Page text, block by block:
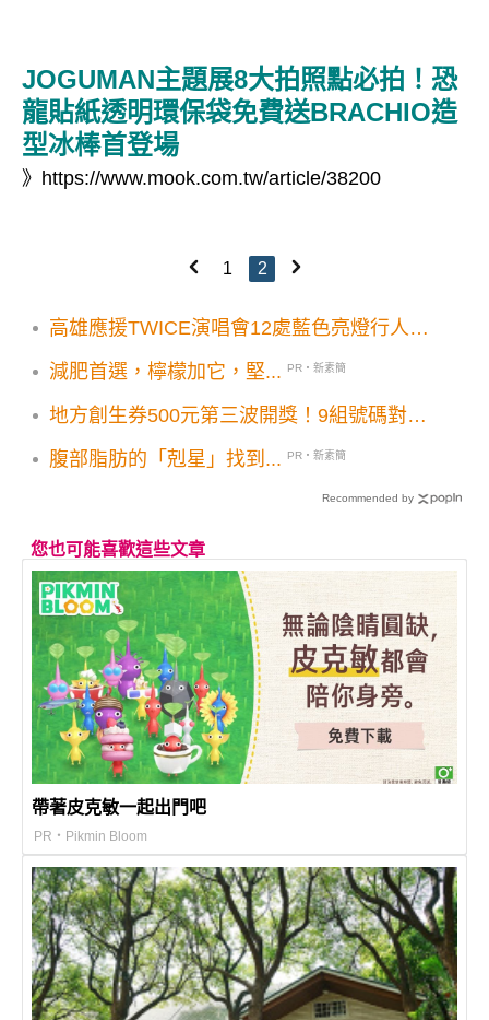
JOGUMAN主題展8大拍照點必拍！恐
龍貼紙透明環保袋免費送BRACHIO造
型冰棒首登場
》 https://www.mook.com.tw/article/38200
1 2
高雄應援TWICE演唱會12處藍色亮燈行人號
接收Super Junior水舞應援提案
減肥首選，檸檬加它，堅... PR・新素簡
地方創生券500元第三波開獎！9組號碼對起
腹部脂肪的「剋星」找到...
PR・新素簡
Recommended by
您也可能喜歡這些文章
帶著皮克敏一起出門吧
PR・Pikmin Bloom